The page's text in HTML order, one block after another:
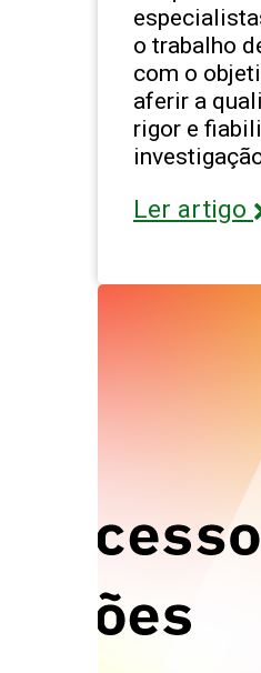
o trabalho
com o
aferir a
rigor e
Ler artigo